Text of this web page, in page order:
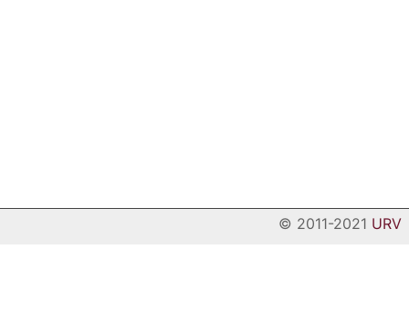
© 2011-2021 URV